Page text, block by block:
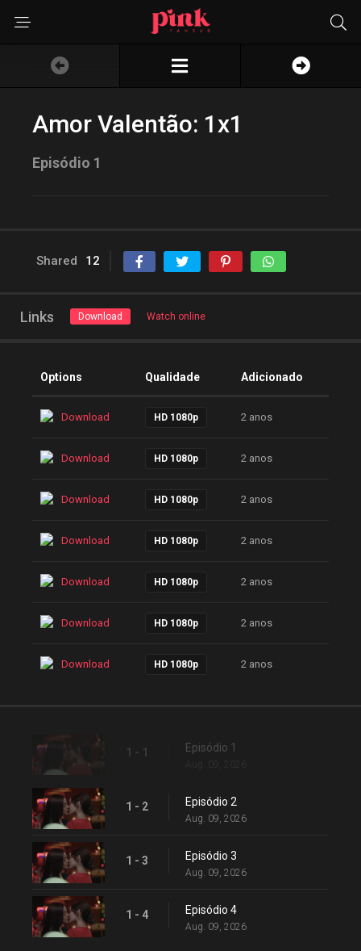
Amor Valentão: 1x1
Episódio 1
Shared 12
Links Download Watch online
Options Qualidade Adicionado
Download HD 1080p 2 anos
Download HD 1080p 2 anos
Download HD 1080p 2 anos
Download HD 1080p 2 anos
Download HD 1080p 2 anos
Download HD 1080p 2 anos
Download HD 1080p 2 anos
1 - 1 Episódio 1
1 - 2 Episódio 2
Aug. 09, 2026
1 - 3 Episódio 3
Aug. 09, 2026
1 - 4 Episódio 4
Aug. 09, 2026